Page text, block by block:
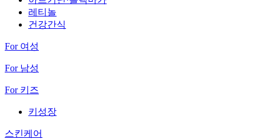
레티놀
건강간식
For 여성
For 남성
For 키즈
키성장
스킨케어